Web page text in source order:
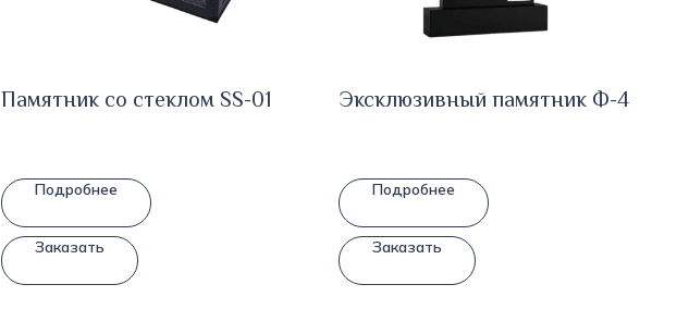
Памятник со стеклом SS-01
Подробнее
Заказать
Эксклюзивный памятник Ф-4
Подробнее
Заказать